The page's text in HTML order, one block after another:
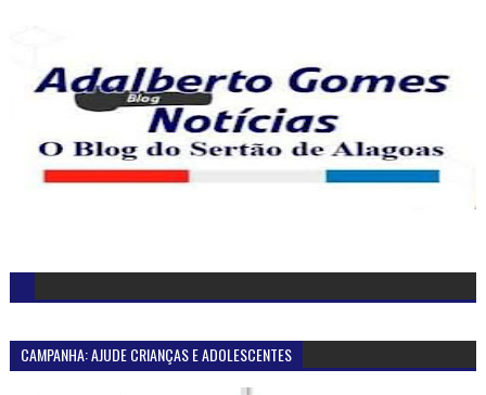
CAMPANHA: AJUDE CRIANÇAS E ADOLESCENTES